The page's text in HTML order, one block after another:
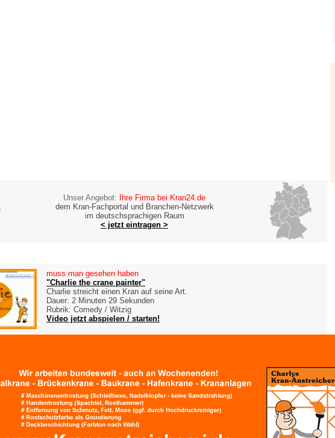
Unser Angebot:
Ihre Firma bei Kran24.de
dem Kran-Fachportal und Branchen-Netzwerk
im deutschsprachigen Raum
< jetzt eintragen >
muss man gesehen haben
"Charlie the crane painter"
Charlie streicht einen Kran auf seine Art.
Dauer: 2 Minuten 29 Sekunden
Rubrik: Comedy / Witzig
Video jetzt abspielen / starten!